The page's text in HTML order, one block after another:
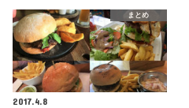
まとめ
2017.4.8